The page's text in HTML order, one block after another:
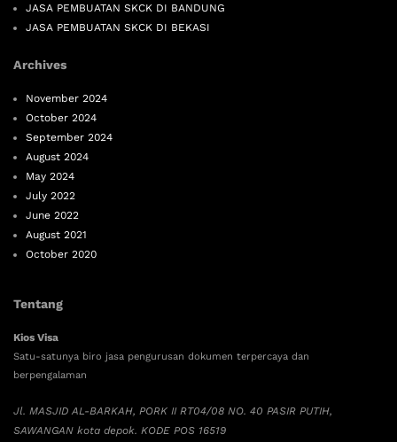
JASA PEMBUATAN SKCK DI BANDUNG
JASA PEMBUATAN SKCK DI BEKASI
Archives
November 2024
October 2024
September 2024
August 2024
May 2024
July 2022
June 2022
August 2021
October 2020
Tentang
Kios Visa
Satu-satunya biro jasa pengurusan dokumen terpercaya dan
berpengalaman
Jl. MASJID AL-BARKAH, PORK II RT04/08 NO. 40 PASIR PUTIH,
SAWANGAN kota depok. KODE POS 16519